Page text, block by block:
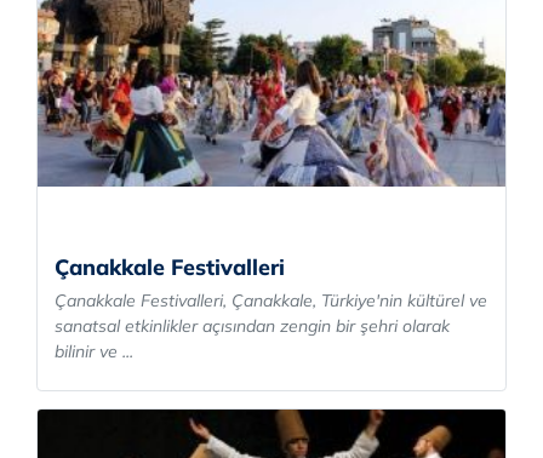
Çanakkale Festivalleri
Çanakkale Festivalleri, Çanakkale, Türkiye'nin kültürel ve
sanatsal etkinlikler açısından zengin bir şehri olarak
bilinir ve ...